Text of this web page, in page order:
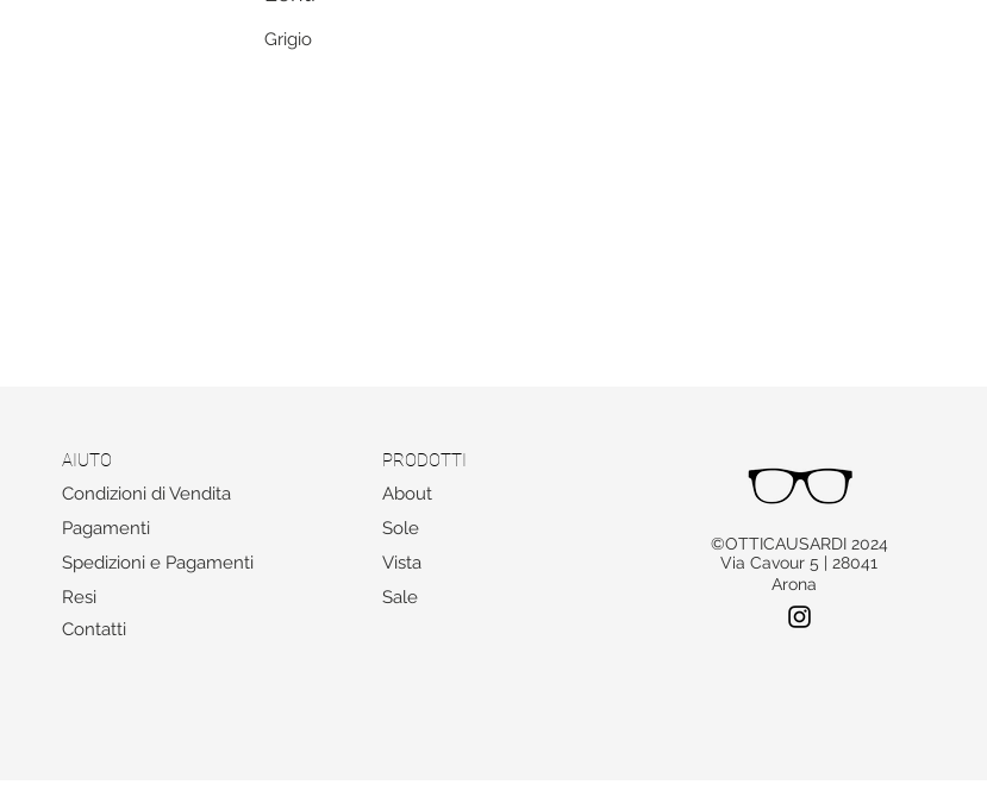
Grigio
AIUTO
Condizioni di Vendita
Pagamenti
Spedizioni e Pagamenti
Resi
Contatti
PRODOTTI
About
Sole
Vista
Sale
©OTTICAUSARDI 2024
Via Cavour 5 | 28041
Arona